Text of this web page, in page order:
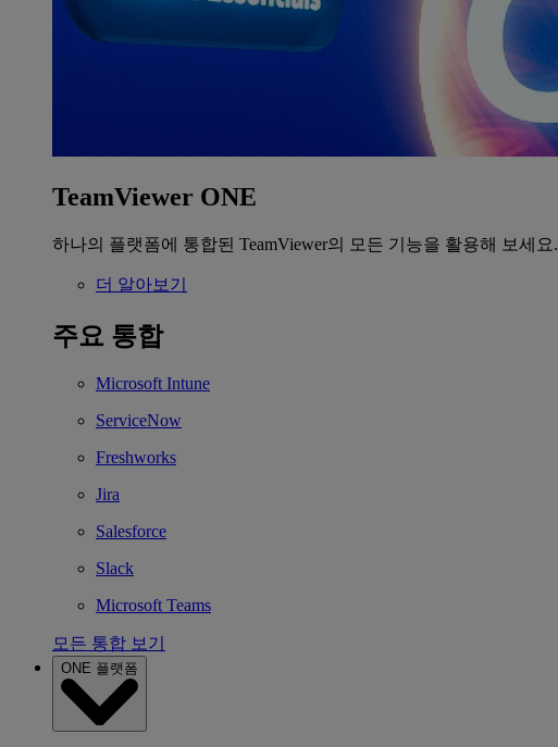
TeamViewer ONE
하나의 플랫폼에 통합된 TeamViewer의 모든 기능을 활용해 보세요.
더 알아보기
주요 통합
Microsoft Intune
ServiceNow
Freshworks
Jira
Salesforce
Slack
Microsoft Teams
모든 통합 보기
ONE 플랫폼